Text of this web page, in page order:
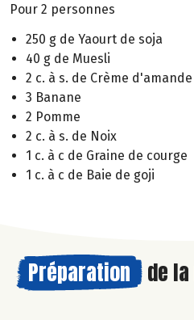
Pour 2 personnes
250 g de Yaourt de soja
40 g de Muesli
2 c. à s. de Crème d'amande
3 Banane
2 Pomme
2 c. à s. de Noix
1 c. à c de Graine de courge
1 c. à c de Baie de goji
Préparation de la